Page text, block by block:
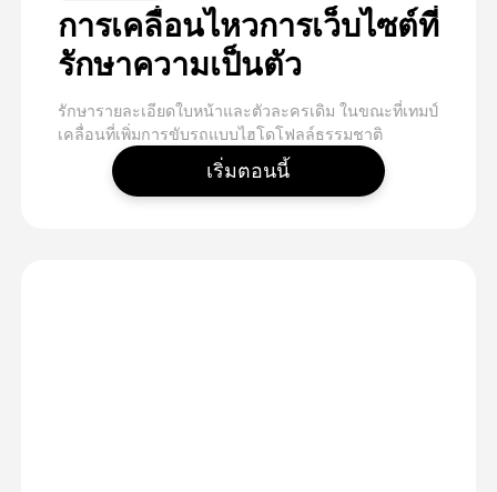
การเคลื่อนไหวการเว็บไซต์ที่
รักษาความเป็นตัว
รักษารายละเอียดใบหน้าและตัวละครเดิม ในขณะที่เทมป์
เคลื่อนที่เพิ่มการขับรถแบบไฮโดโฟลล์ธรรมชาติ
เริ่มตอนนี้